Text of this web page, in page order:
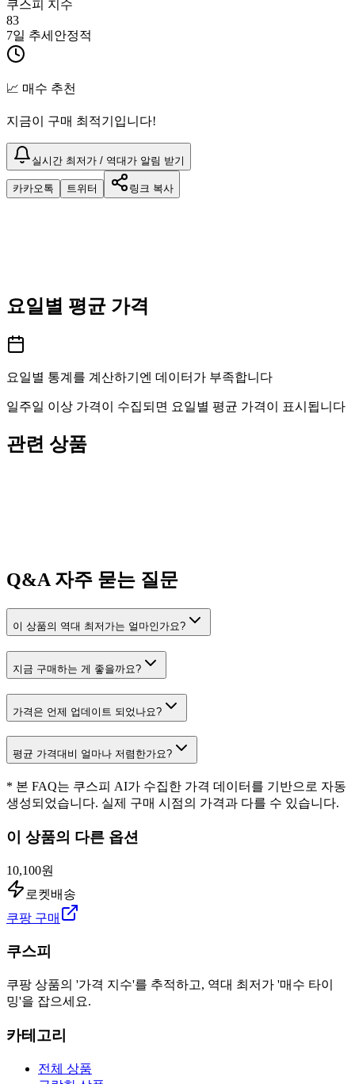
쿠스피 지수
83
7일 추세 안정적
📈 매수 추천
지금이 구매 최적기입니다!
실시간 최저가 / 역대가 알림 받기
카카오톡 트위터 링크 복사
요일별 평균 가격
요일별 통계를 계산하기엔 데이터가 부족합니다
일주일 이상 가격이 수집되면 요일별 평균 가격이 표시됩니다
관련 상품
Q&A자주 묻는 질문
이 상품의 역대 최저가는 얼마인가요?
지금 구매하는 게 좋을까요?
가격은 언제 업데이트 되었나요?
평균 가격대비 얼마나 저렴한가요?
* 본 FAQ는 쿠스피 AI가 수집한 가격 데이터를 기반으로 자동
생성되었습니다. 실제 구매 시점의 가격과 다를 수 있습니다.
이 상품의 다른 옵션
10,100원
로켓배송
쿠팡 구매
쿠스피
쿠팡 상품의 '가격 지수'를 추적하고, 역대 최저가 '매수 타이
밍'을 잡으세요.
카테고리
전체 상품